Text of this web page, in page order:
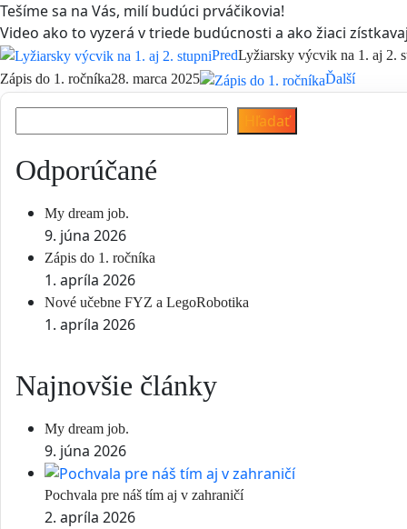
Tešíme sa na Vás, milí budúci prváčikovia!
Video ako to vyzerá v triede budúcnosti a ako žiaci
PredLyžiarsky výcvik na 1. aj 2.
Zápis do 1. ročníka28. marca 2025 Ďalší
Hľadať
Odporúčané
My dream job.
9. júna 2026
Zápis do 1. ročníka
1. apríla 2026
Nové učebne FYZ a LegoRobotika
1. apríla 2026
Najnovšie články
My dream job.
9. júna 2026
Pochvala pre náš tím aj v zahraničí
2. apríla 2026